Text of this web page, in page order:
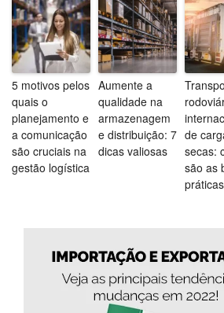
5 motivos pelos
quais o
planejamento e
a comunicação
são cruciais na
gestão logística
Aumente a
qualidade na
armazenagem
e distribuição: 7
dicas valiosas
de
secas:
são as